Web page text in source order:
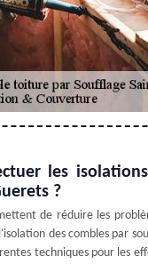
les
?
de réduire les
des combles par
techniques pour les